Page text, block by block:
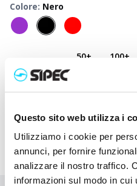
Questo sito web utilizza i
Utilizziamo i cookie per
annunci, per fornire
analizzare il nostro traffico.
informazioni sul modo in
Colore: Nero
50+ 100+
Prezzo
neutro
Prezzo